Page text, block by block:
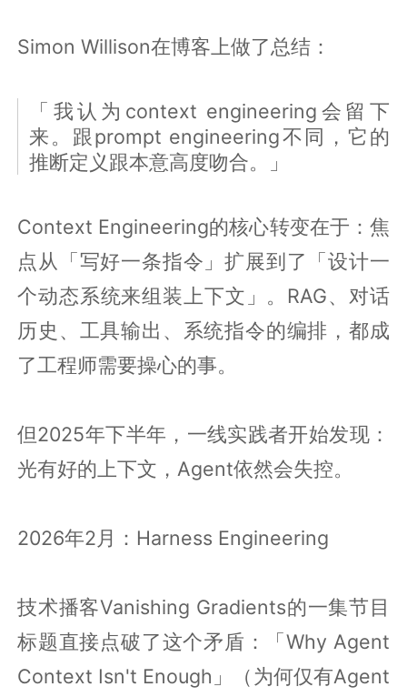
Simon Willison在博客上做了总结：
「我认为context engineering会留下
来。跟prompt engineering不同，它的
推断定义跟本意高度吻合。」
Context Engineering的核心转变在于：焦
点从「写好一条指令」扩展到了「设计一
个动态系统来组装上下文」。RAG、对话
历史、工具输出、系统指令的编排，都成
了工程师需要操心的事。
但2025年下半年，一线实践者开始发现：
光有好的上下文，Agent依然会失控。
2026年2月：Harness Engineering
技术播客Vanishing Gradients的一集节目
标题直接点破了这个矛盾：「Why Agent
Context Isn't Enough」（为何仅有Agent